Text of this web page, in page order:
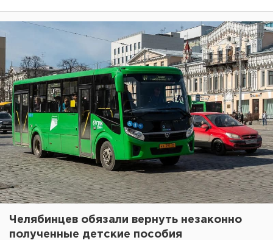
Челябинцев обязали вернуть незаконно
полученные детские пособия